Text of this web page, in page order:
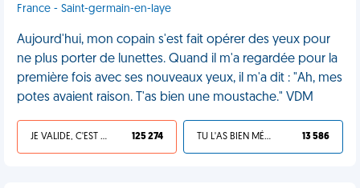
France - Saint-germain-en-laye
Aujourd'hui, mon copain s'est fait opérer des yeux pour
ne plus porter de lunettes. Quand il m'a regardée pour la
première fois avec ses nouveaux yeux, il m'a dit : "Ah, mes
potes avaient raison. T'as bien une moustache." VDM
JE VALIDE, C'EST UNE VDM 125 274 TU L'AS BIEN MÉRITÉ 13 586